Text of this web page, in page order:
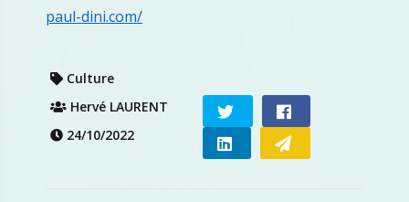
paul-dini.com/
Culture
Hervé LAURENT
24/10/2022